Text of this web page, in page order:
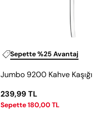
Sepette %25 Avantaj
Jumbo 9200 Kahve Kaşığı
239,99 TL
Sepette 180,00 TL